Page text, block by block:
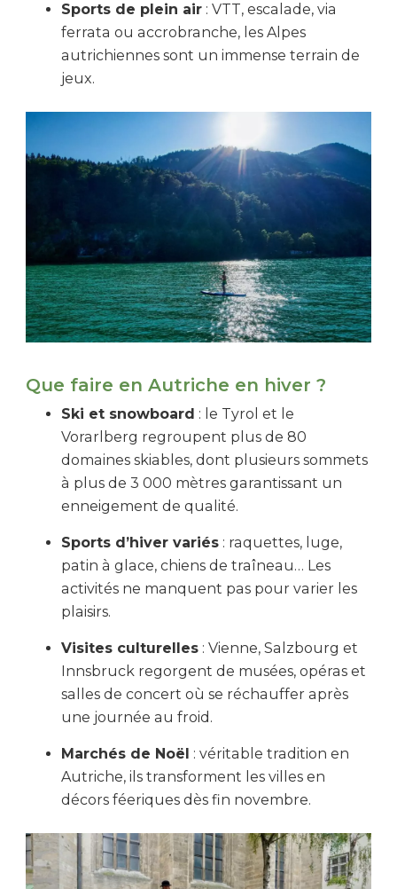
Sports de plein air : VTT, escalade, via
ferrata ou accrobranche, les Alpes
autrichiennes sont un immense terrain de
jeux.
Que faire en Autriche en hiver ?
Ski et snowboard : le Tyrol et le
Vorarlberg regroupent plus de 80
domaines skiables, dont plusieurs sommets
à plus de 3 000 mètres garantissant un
enneigement de qualité.
Sports d’hiver variés : raquettes, luge,
patin à glace, chiens de traîneau… Les
activités ne manquent pas pour varier les
plaisirs.
Visites culturelles : Vienne, Salzbourg et
Innsbruck regorgent de musées, opéras et
salles de concert où se réchauffer après
une journée au froid.
Marchés de Noël : véritable tradition en
Autriche, ils transforment les villes en
décors féeriques dès fin novembre.